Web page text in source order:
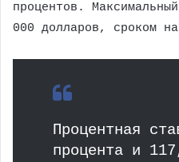
процентов.
000 долларов, сроком
Процентная
процента и